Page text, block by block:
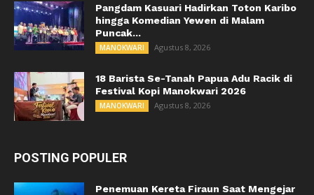
Pangdam Kasuari Hadirkan Toton Karibo
hingga Komedian Yewen di Malam
Puncak...
MANOKWARI Agustus 8, 2026
18 Barista Se-Tanah Papua Adu Racik di
Festival Kopi Manokwari 2026
MANOKWARI Agustus 8, 2026
POSTING POPULER
Penemuan Kereta Firaun Saat Mengejar